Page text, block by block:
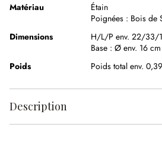
Matériau
Étain
Poignées : Bois de
Dimensions
H/L/P env. 22/33/
Base : Ø env. 16 cm
Poids
Poids total env.
Description